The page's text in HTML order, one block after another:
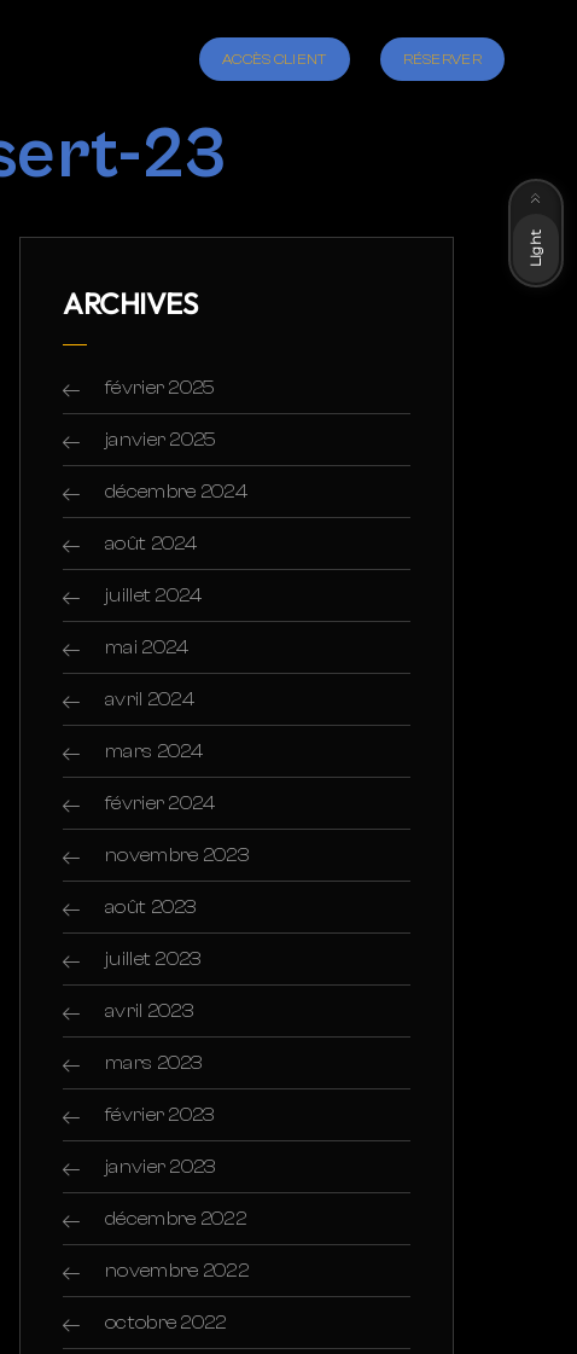
ACCÈS CLIENT RÉSERVER
23
ARCHIVES
février 2025
janvier 2025
décembre 2024
août 2024
juillet 2024
mai 2024
avril 2024
mars 2024
février 2024
novembre 2023
août 2023
juillet 2023
avril 2023
mars 2023
février 2023
janvier 2023
décembre 2022
novembre 2022
octobre 2022
Light
Dark